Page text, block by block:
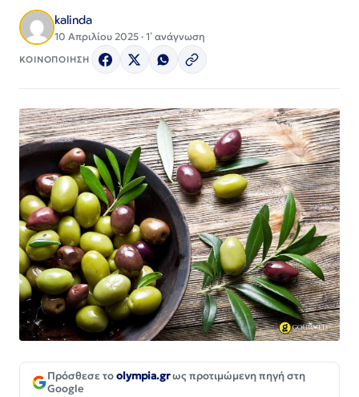
kalinda
10 Απριλίου 2025 · 1΄ ανάγνωση
ΚΟΙΝΟΠΟΙΗΣΗ
Πρόσθεσε τοolympia.grως προτιμώμενη πηγή στη
Google